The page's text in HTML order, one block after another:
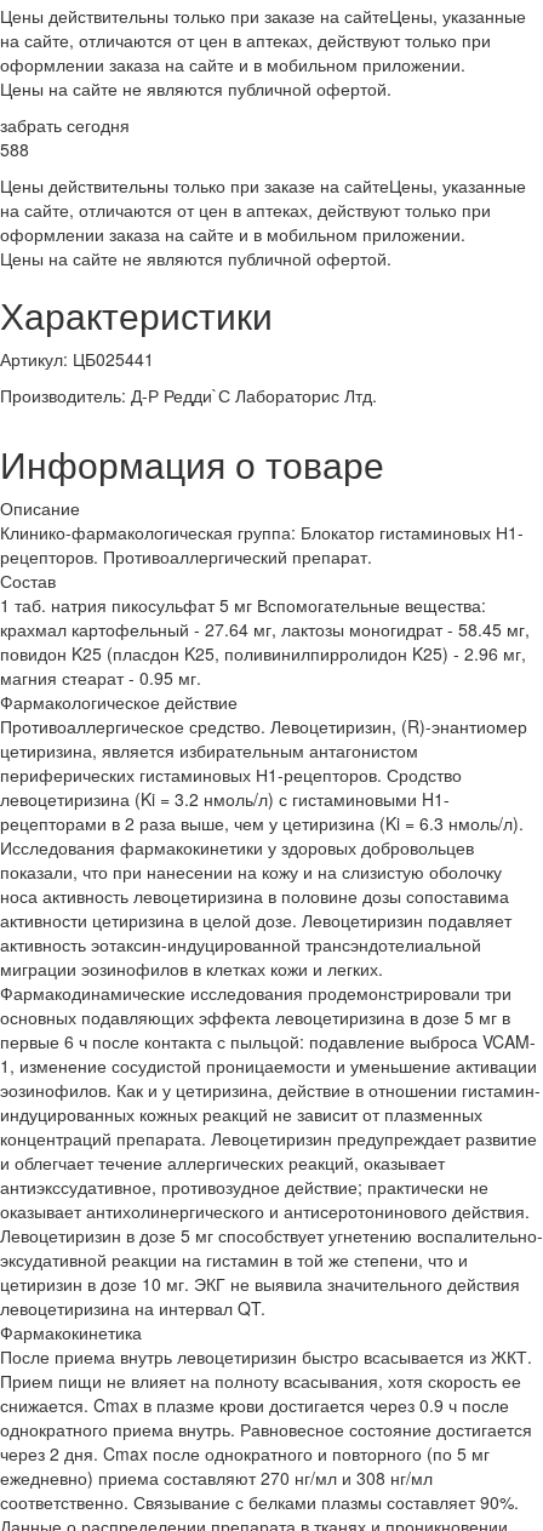
Цены действительны только при заказе на сайтеЦены, указанные
на сайте, отличаются от цен в аптеках, действуют только при
оформлении заказа на сайте и в мобильном приложении.
Цены на сайте не являются публичной офертой.
забрать сегодня
588
Цены действительны только при заказе на сайтеЦены, указанные
на сайте, отличаются от цен в аптеках, действуют только при
оформлении заказа на сайте и в мобильном приложении.
Цены на сайте не являются публичной офертой.
Характеристики
Артикул: ЦБ025441
Производитель: Д-Р Редди`С Лабораторис Лтд.
Информация о товаре
Описание
Клинико-фармакологическая группа: Блокатор гистаминовых Н1-
рецепторов. Противоаллергический препарат.
Состав
1 таб. натрия пикосульфат 5 мг Вспомогательные вещества:
крахмал картофельный - 27.64 мг, лактозы моногидрат - 58.45 мг,
повидон K25 (пласдон K25, поливинилпирролидон K25) - 2.96 мг,
магния стеарат - 0.95 мг.
Фармакологическое действие
Противоаллергическое средство. Левоцетиризин, (R)-энантиомер
цетиризина, является избирательным антагонистом
периферических гистаминовых Н1-рецепторов. Сродство
левоцетиризина (Ki = 3.2 нмоль/л) с гистаминовыми H1-
рецепторами в 2 раза выше, чем у цетиризина (Ki = 6.3 нмоль/л).
Исследования фармакокинетики у здоровых добровольцев
показали, что при нанесении на кожу и на слизистую оболочку
носа активность левоцетиризина в половине дозы сопоставима
активности цетиризина в целой дозе. Левоцетиризин подавляет
активность эотаксин-индуцированной трансэндотелиальной
миграции эозинофилов в клетках кожи и легких.
Фармакодинамические исследования продемонстрировали три
основных подавляющих эффекта левоцетиризина в дозе 5 мг в
первые 6 ч после контакта с пыльцой: подавление выброса VCAM-
1, изменение сосудистой проницаемости и уменьшение активации
эозинофилов. Как и у цетиризина, действие в отношении гистамин-
индуцированных кожных реакций не зависит от плазменных
концентраций препарата. Левоцетиризин предупреждает развитие
и облегчает течение аллергических реакций, оказывает
антиэкссудативное, противозудное действие; практически не
оказывает антихолинергического и антисеротонинового действия.
Левоцетиризин в дозе 5 мг способствует угнетению воспалительно-
эксудативной реакции на гистамин в той же степени, что и
цетиризин в дозе 10 мг. ЭКГ не выявила значительного действия
левоцетиризина на интервал QT.
Фармакокинетика
После приема внутрь левоцетиризин быстро всасывается из ЖКТ.
Прием пищи не влияет на полноту всасывания, хотя скорость ее
снижается. Cmax в плазме крови достигается через 0.9 ч после
однократного приема внутрь. Равновесное состояние достигается
через 2 дня. Cmax после однократного и повторного (по 5 мг
ежедневно) приема составляют 270 нг/мл и 308 нг/мл
соответственно. Связывание с белками плазмы составляет 90%.